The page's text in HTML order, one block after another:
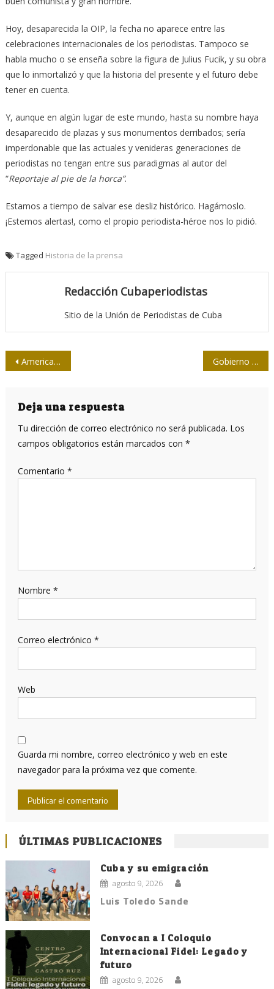
Hoy, desaparecida la OIP, la fecha no aparece entre las
celebraciones internacionales de los periodistas. Tampoco se
habla mucho o se enseña sobre la figura de Julius Fucik, y su obra
que lo inmortalizó y que la historia del presente y el futuro debe
tener en cuenta.
Y, aunque en algún lugar de este mundo, hasta su nombre haya
desaparecido de plazas y sus monumentos derribados; sería
imperdonable que las actuales y venideras generaciones de
periodistas no tengan entre sus paradigmas al autor del
“Reportaje al pie de la horca”.
Estamos a tiempo de salvar ese desliz histórico. Hagámoslo.
¡Estemos alertas!, como el propio periodista-héroe nos lo pidió.
Tagged Historia de la prensa
Redacción Cubaperiodistas
Sitio de la Unión de Periodistas de Cuba
Navegación
entradas
American Airlines abre vuelos comerciales a Holguín y Cienfuegos Gobierno israelí prohíbe entrada de Telesur a Gaza
Deja una respuesta
Tu dirección de correo electrónico no será publicada. Los
campos obligatorios están marcados con *
Comentario *
Nombre *
Correo electrónico *
Web
Guarda mi nombre, correo electrónico y web en este
navegador para la próxima vez que comente.
ÚLTIMAS PUBLICACIONES
Cuba y su emigración
agosto 9, 2026
Luis Toledo Sande
Convocan a I Coloquio
Internacional Fidel: Legado y
futuro
agosto 9, 2026